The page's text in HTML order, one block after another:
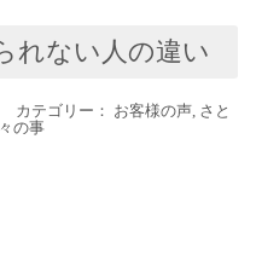
れない人の違い
カテゴリー： お客様の声, さと
の事